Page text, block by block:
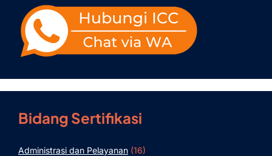
Bidang Sertifikasi
Administrasi dan Pelayanan (16)